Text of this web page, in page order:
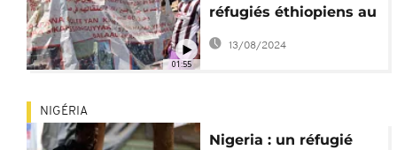
01:55
réfugiés éthiopiens au
Yémen
13/08/2024
NIGÉRIA
Nigeria : un réfugié